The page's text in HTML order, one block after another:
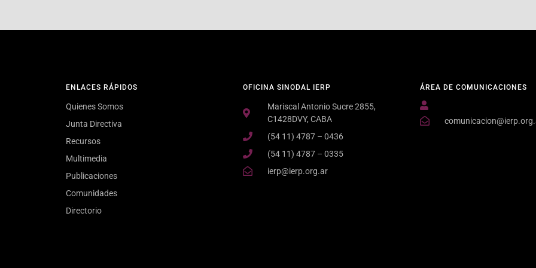
ENLACES RÁPIDOS
Quienes Somos
Junta Directiva
Recursos
Multimedia
Publicaciones
Comunidades
Directorio
OFICINA SINODAL IERP
Mariscal Antonio Sucre 2855,
C1428DVY, CABA
(54 11) 4787 – 0436
(54 11) 4787 – 0335
ierp@ierp.org.ar
ÁREA DE COMUNICACIONES